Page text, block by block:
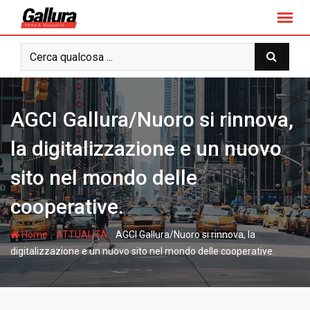
t
o
n
t
e
n
t
AGCI Gallura/Nuoro si rinnova,
la digitalizzazione e un nuovo
sito nel mondo delle
cooperative.
Home-ATTUALITÀ- AGCI Gallura/Nuoro si rinnova, la
digitalizzazione e un nuovo sito nel mondo delle cooperative.